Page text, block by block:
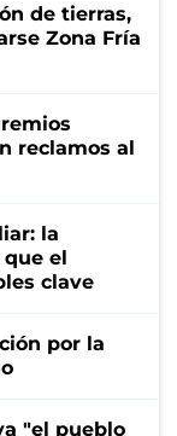
de tierras,
Zona Fría
reclamos al
la
el
clave
por la
"el pueblo